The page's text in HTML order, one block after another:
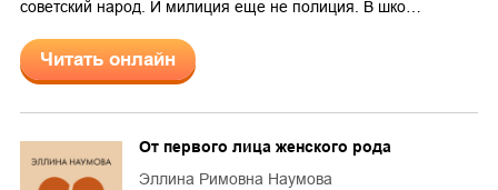
советский народ. И милиция еще не полиция. В шко…
Читать онлайн
От первого лица женского рода
Эллина Римовна Наумова